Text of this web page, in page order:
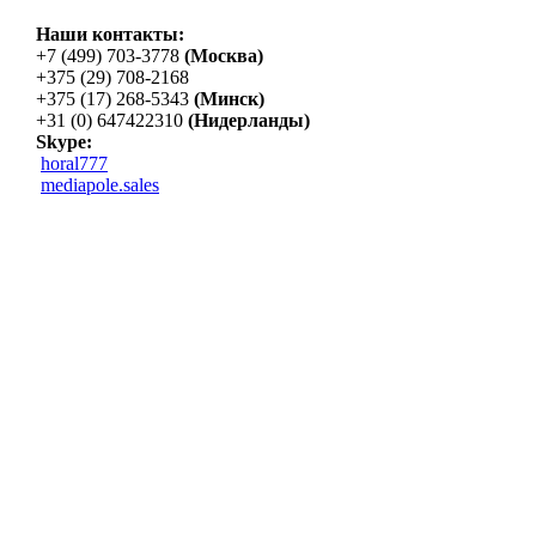
Наши контакты:
+7 (499) 703-3778 (Москва)
+375 (29) 708-2168
+375 (17) 268-5343 (Минск)
+31 (0) 647422310 (Нидерланды)
Skype:
horal777
mediapole.sales